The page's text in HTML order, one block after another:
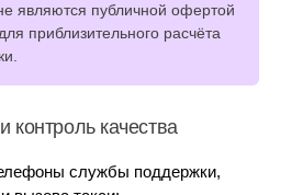
являются публичной офертой
приблизительного расчёта
контроль качества
службы поддержки,